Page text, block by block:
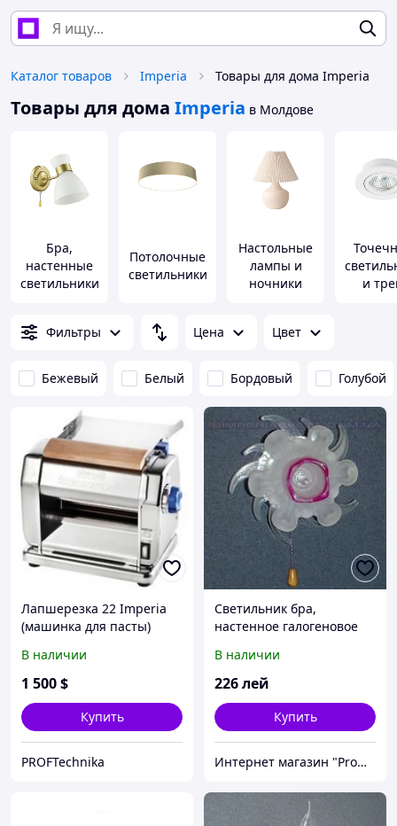
Каталог товаров Imperia Товары для дома Imperia
Товары для дома Imperia в Молдове
Бра,
настенные
светильники
Потолочные
светильники
Настольные
лампы и
ночники
и
Фильтры
Цена Цвет
Бежевый Белый Бордовый Голубой
Лапшерезка 22 Imperia
(машинка для пасты)
В наличии
1 500$
Купить
PROFTechnika
Светильник бра,
настенное галогеновое
MMD-343212
В наличии
226лей
Купить
Интернет магазин "Promtovari"